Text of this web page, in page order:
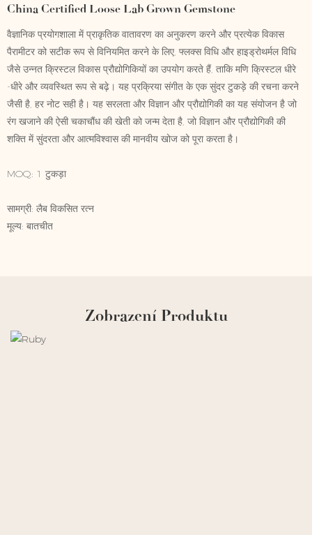
China Certified Loose Lab Grown Gemstone
वैज्ञानिक प्रयोगशाला में प्राकृतिक वातावरण का अनुकरण करने और प्रत्येक विकास
पैरामीटर को सटीक रूप से विनियमित करने के लिए, फ्लक्स विधि और हाइड्रोथर्मल विधि
जैसे उन्नत क्रिस्टल विकास प्रौद्योगिकियों का उपयोग करते हैं, ताकि मणि क्रिस्टल धीरे
-धीरे और व्यवस्थित रूप से बढ़े। यह प्रक्रिया संगीत के एक सुंदर टुकड़े की रचना करने
जैसी है, हर नोट सही है। यह सरलता और विज्ञान और प्रौद्योगिकी का यह संयोजन है जो
रंग खजाने की ऐसी चकाचौंध की खेती को जन्म देता है, जो विज्ञान और प्रौद्योगिकी की
शक्ति में सुंदरता और आत्मविश्वास की मानवीय खोज को पूरा करता है।
MOQ: 1 टुकड़ा
सामग्री: लैब विकसित रत्न
मूल्य: बातचीत
Zobrazení Produktu